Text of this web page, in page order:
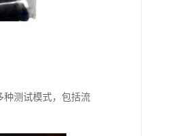
种测试模式，包括流